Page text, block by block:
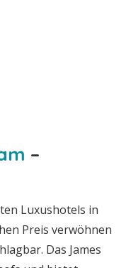
–
Luxushotels in
Preis verwöhnen
Das James